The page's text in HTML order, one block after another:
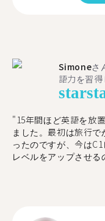
Simoneさ
語力を習得
star
"15年間ほど英語を放
ました。最初は旅行
ったのですが、今は
レベルをアップさせ